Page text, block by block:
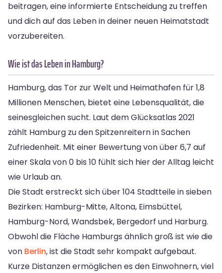
beitragen, eine informierte Entscheidung zu treffen
und dich auf das Leben in deiner neuen Heimatstadt
vorzubereiten.
Wie ist das Leben in Hamburg?
Hamburg, das Tor zur Welt und Heimathafen für 1,8
Millionen Menschen, bietet eine Lebensqualität, die
seinesgleichen sucht. Laut dem Glücksatlas 2021
zählt Hamburg zu den Spitzenreitern in Sachen
Zufriedenheit. Mit einer Bewertung von über 6,7 auf
einer Skala von 0 bis 10 fühlt sich hier der Alltag leicht
wie Urlaub an.
Die Stadt erstreckt sich über 104 Stadtteile in sieben
Bezirken: Hamburg-Mitte, Altona, Eimsbüttel,
Hamburg-Nord, Wandsbek, Bergedorf und Harburg.
Obwohl die Fläche Hamburgs ähnlich groß ist wie die
von Berlin, ist die Stadt sehr kompakt aufgebaut.
Kurze Distanzen ermöglichen es den Einwohnern, viel